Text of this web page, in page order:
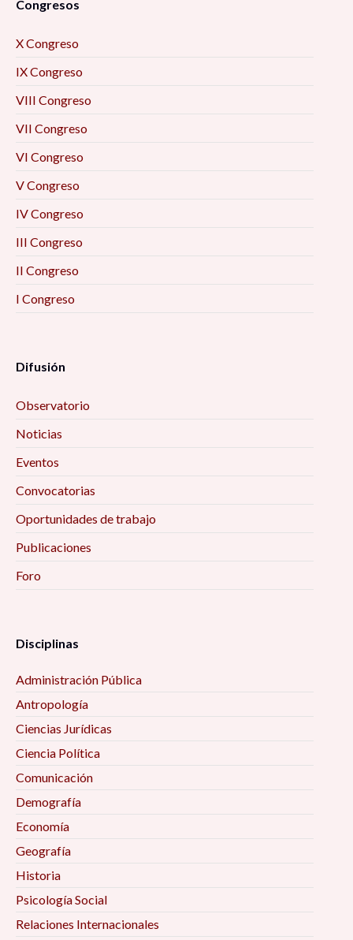
Congresos
X Congreso
IX Congreso
VIII Congreso
VII Congreso
VI Congreso
V Congreso
IV Congreso
III Congreso
II Congreso
I Congreso
Difusión
Observatorio
Noticias
Eventos
Convocatorias
Oportunidades de trabajo
Publicaciones
Foro
Disciplinas
Administración Pública
Antropología
Ciencias Jurídicas
Ciencia Política
Comunicación
Demografía
Economía
Geografía
Historia
Psicología Social
Relaciones Internacionales